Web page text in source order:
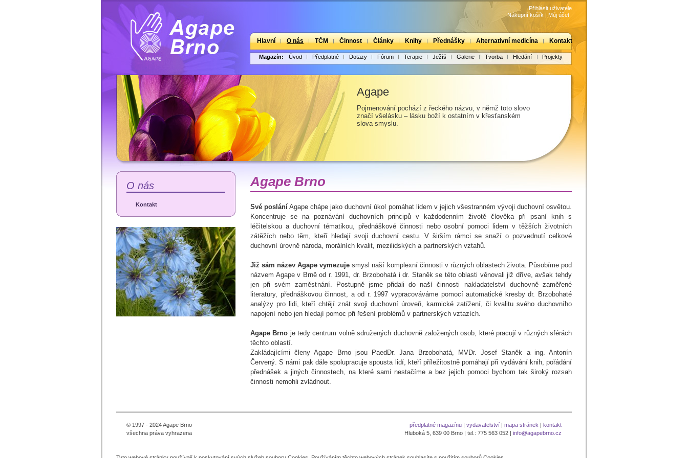
Přihlásit uživatele
Nákupní košík | Můj účet
Hlavní O nás TČM Činnost Články Knihy Přednášky Alternativní medicína Kontakt
Magazín: Úvod Předplatné Dotazy Fórum Terapie Ježíš Galerie Tvorba Hledání Projekty
Agape
Pojmenování pochází z řeckého názvu, v němž toto slovo
značí všelásku – lásku boží k ostatním v křesťanském
slova smyslu.
O nás
Kontakt
Agape Brno
Své poslání Agape chápe jako duchovní úkol pomáhat lidem v jejich všestranném vývoji duchovní osvětou.
Koncentruje se na poznávání duchovních principů v každodenním životě člověka při psaní knih s
léčitelskou a duchovní tématikou, přednáškové činnosti nebo osobní pomoci lidem v těžších životních
zátěžích nebo těm, kteří hledají svoji duchovní cestu. V širším rámci se snaží o pozvednutí celkové
duchovní úrovně národa, morálních kvalit, mezilidských a partnerských vztahů.
Již sám název Agape vymezuje smysl naší komplexní činnosti v různých oblastech života. Působíme pod
názvem Agape v Brně od r. 1991, dr. Brzobohatá i dr. Staněk se této oblasti věnovali již dříve, avšak tehdy
jen při svém zaměstnání. Postupně jsme přidali do naší činnosti nakladatelství duchovně zaměřené
literatury, přednáškovou činnost, a od r. 1997 vypracováváme pomocí automatické kresby dr. Brzobohaté
analýzy pro lidi, kteří chtějí znát svoji duchovní úroveň, karmické zatížení, či kvalitu svého duchovního
napojení nebo jen hledají pomoc při řešení problémů v partnerských vztazích.
Agape Brno je tedy centrum volně sdružených duchovně založených osob, které pracují v různých sférách
těchto oblastí.
Zakládajícími členy Agape Brno jsou PaedDr. Jana Brzobohatá, MVDr. Josef Staněk a ing. Antonín
Červený. S námi pak dále spolupracuje spousta lidí, kteří příležitostně pomáhají při vydávání knih, pořádání
přednášek a jiných činnostech, na které sami nestačíme a bez jejich pomoci bychom tak široký rozsah
činnosti nemohli zvládnout.
© 1997 - 2024 Agape Brno
všechna práva vyhrazena
předplatné magazínu | vydavatelství | mapa stránek | kontakt
Hluboká 5, 639 00 Brno | tel.: 775 563 052 | info@agapebrno.cz